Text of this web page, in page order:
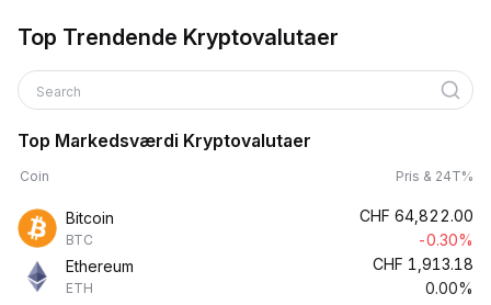
Top Trendende Kryptovalutaer
Search
Top Markedsværdi Kryptovalutaer
Coin Pris & 24T%
Bitcoin
BTC
CHF 64,822.00
-0.30%
Ethereum
ETH
CHF 1,913.18
0.00%